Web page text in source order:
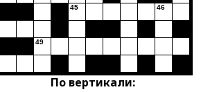
По вертикали:
49
45 46